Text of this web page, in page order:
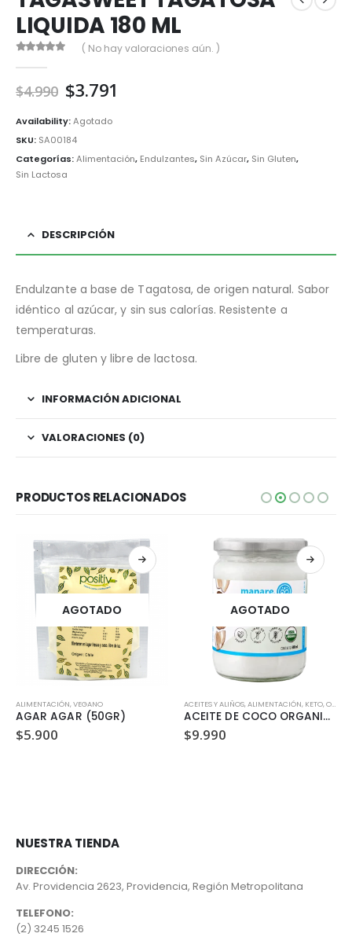
LIQUIDA 180 ML
( No hay valoraciones aún. )
$4.990 El
precio
original
era:
$4.990.
$3.791
$3.791.
Availability:Agotado
SKU: SA00184
Categorías:Alimentación, Endulzantes, Sin Azúcar, Sin Gluten,
Sin Lactosa
DESCRIPCIÓN
Endulzante a base de Tagatosa, de origen natural. Sabor
idéntico al azúcar, y sin sus calorías. Resistente a
temperaturas.
Libre de gluten y libre de lactosa.
INFORMACIÓN ADICIONAL
VALORACIONES (0)
PRODUCTOS RELACIONADOS
AGOTADO
ALIMENTACIÓN,VEGANO
AGAR AGAR (50GR)
$5.900
AGOTADO
ACEITES Y ALIÑOS,ALIMENTACIÓN, KETO,ORGÁNICO
ACEITE DE COCO ORGANICO SIN OLOR Y SIN SABOR MANARE 500ML
$9.990
NUESTRA TIENDA
DIRECCIÓN:
Av. Providencia 2623, Providencia, Región Metropolitana
TELEFONO:
(2) 3245 1526